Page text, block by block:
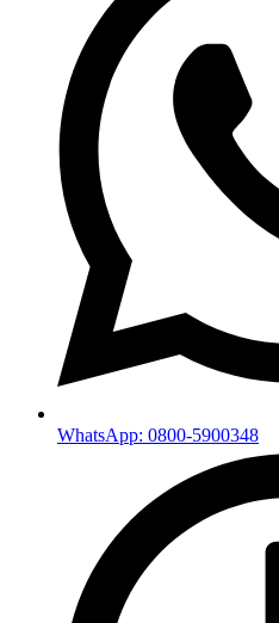
WhatsApp: 0800-5900348